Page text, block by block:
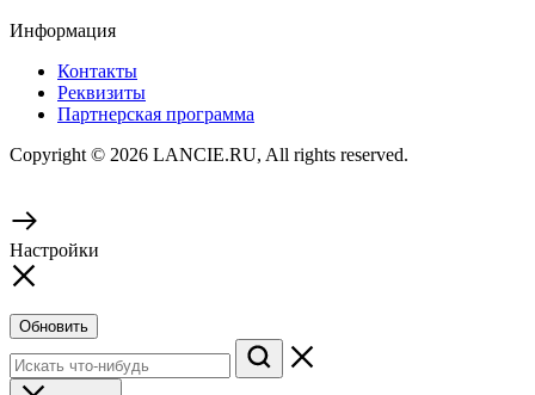
Информация
Контакты
Реквизиты
Партнерская программа
Copyright © 2026 LANCIE.RU, All rights reserved.
Настройки
Обновить